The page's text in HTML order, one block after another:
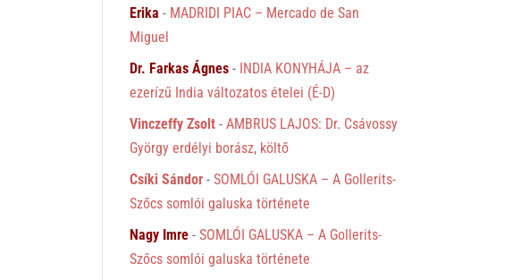
Erika - MADRIDI PIAC – Mercado de San
Miguel
Dr. Farkas Ágnes - INDIA KONYHÁJA – az
ezerízű India változatos ételei (É-D)
Vinczeffy Zsolt -AMBRUS LAJOS: Dr. Csávossy
György erdélyi borász, költő
Csíki Sándor -SOMLÓI GALUSKA – A Gollerits-
Szőcs somlói galuska története
Nagy Imre -SOMLÓI GALUSKA – A Gollerits-
Szőcs somlói galuska története